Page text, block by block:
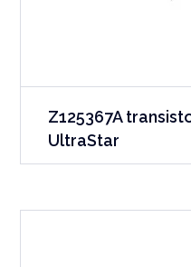
Z125367A
UltraStar